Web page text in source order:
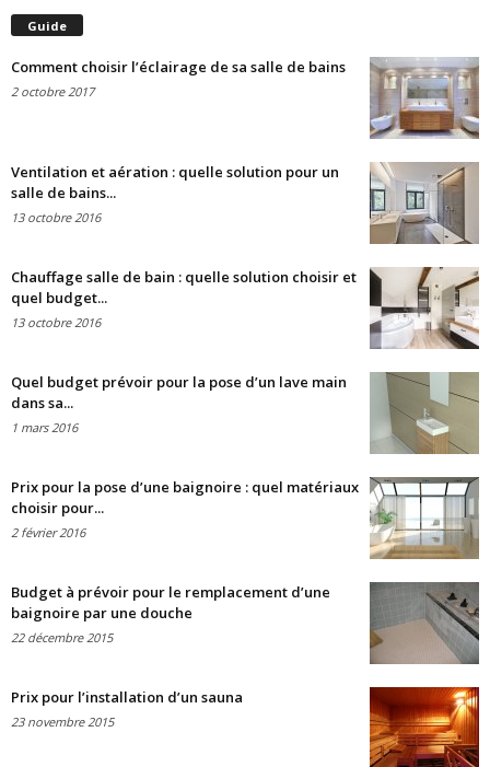
Guide
Comment choisir l’éclairage de sa salle de bains
2 octobre 2017
Ventilation et aération : quelle solution pour un
salle de bains...
13 octobre 2016
Chauffage salle de bain : quelle solution choisir et
quel budget...
13 octobre 2016
Quel budget prévoir pour la pose d’un lave main
dans sa...
1 mars 2016
Prix pour la pose d’une baignoire : quel matériaux
choisir pour...
2 février 2016
Budget à prévoir pour le remplacement d’une
baignoire par une douche
22 décembre 2015
Prix pour l’installation d’un sauna
23 novembre 2015